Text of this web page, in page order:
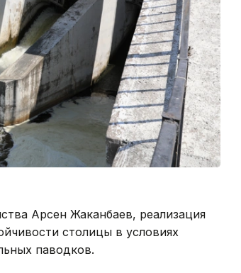
Арсен Жаканбаев, реализация
столицы в условиях
паводков.